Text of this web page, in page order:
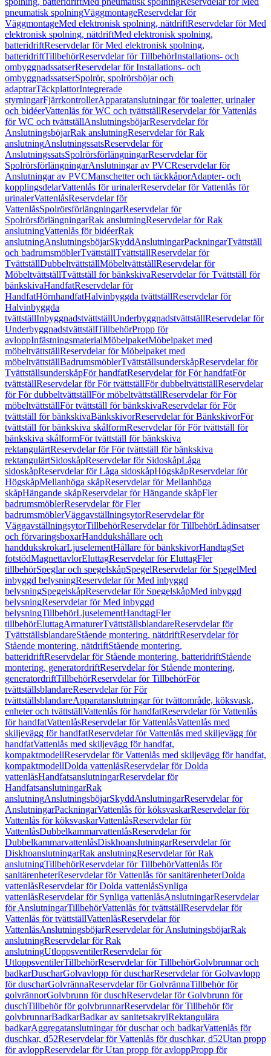
pneumatisk spolningVäggmontageReservdelar för
VäggmontageMed elektronisk spolning, nätdriftReservdelar för Med
elektronisk spolning, nätdriftMed elektronisk spolning,
batteridriftReservdelar för Med elektronisk spolning,
batteridriftTillbehörReservdelar för TillbehörInstallations- och
ombyggnadssatserReservdelar för Installations- och
ombyggnadssatserSpolrör, spolrörsböjar och
adaptrarTäckplattorIntegrerade
styrningarFjärrkontrollerApparatanslutningar för toaletter, urinaler
och bidéerVattenlås för WC och tvättställReservdelar för Vattenlås
för WC och tvättställAnslutningsböjarReservdelar för
AnslutningsböjarRak anslutningReservdelar för Rak
anslutningAnslutningssatsReservdelar för
AnslutningssatsSpolrörsförlängningarReservdelar för
SpolrörsförlängningarAnslutningar av PVCReservdelar för
Anslutningar av PVCManschetter och täckkåporAdapter- och
kopplingsdelarVattenlås för urinalerReservdelar för Vattenlås för
urinalerVattenlåsReservdelar för
VattenlåsSpolrörsförlängningarReservdelar för
SpolrörsförlängningarRak anslutningReservdelar för Rak
anslutningVattenlås för bidéerRak
anslutningAnslutningsböjarSkyddAnslutningarPackningarTvättställ
och badrumsmöblerTvättställTvättställReservdelar för
TvättställDubbeltvättställMöbeltvättställReservdelar för
MöbeltvättställTvättställ för bänkskivaReservdelar för Tvättställ för
bänkskivaHandfatReservdelar för
HandfatHörnhandfatHalvinbyggda tvättställReservdelar för
Halvinbyggda
tvättställInbyggnadstvättställUnderbyggnadstvättställReservdelar för
UnderbyggnadstvättställTillbehörPropp för
avloppInfästningsmaterialMöbelpaketMöbelpaket med
möbeltvättställReservdelar för Möbelpaket med
möbeltvättställBadrumsmöblerTvättställsunderskåpReservdelar för
TvättställsunderskåpFör handfatReservdelar för För handfatFör
tvättställReservdelar för För tvättställFör dubbeltvättställReservdelar
för För dubbeltvättställFör möbeltvättställReservdelar för För
möbeltvättställFör tvättställ för bänkskivaReservdelar för För
tvättställ för bänkskivaBänkskivorReservdelar för BänkskivorFör
tvättställ för bänkskiva skålformReservdelar för För tvättställ för
bänkskiva skålformFör tvättställ för bänkskiva
rektangulärtReservdelar för För tvättställ för bänkskiva
rektangulärtSidoskåpReservdelar för SidoskåpLåga
sidoskåpReservdelar för Låga sidoskåpHögskåpReservdelar för
HögskåpMellanhöga skåpReservdelar för Mellanhöga
skåpHängande skåpReservdelar för Hängande skåpFler
badrumsmöblerReservdelar för Fler
badrumsmöblerVäggavställningsytorReservdelar för
VäggavställningsytorTillbehörReservdelar för TillbehörLådinsatser
och förvaringsboxarHanddukshållare och
handdukskrokarLjuselementHållare för bänkskivorHandtagSet
fotstödMagnettavlorEluttagReservdelar för EluttagFler
tillbehörSpeglar och spegelskåpSpegelReservdelar för SpegelMed
inbyggd belysningReservdelar för Med inbyggd
belysningSpegelskåpReservdelar för SpegelskåpMed inbyggd
belysningReservdelar för Med inbyggd
belysningTillbehörLjuselementHandtagFler
tillbehörEluttagArmaturerTvättställsblandareReservdelar för
TvättställsblandareStående montering, nätdriftReservdelar för
Stående montering, nätdriftStående montering,
batteridriftReservdelar för Stående montering, batteridriftStående
montering, generatordriftReservdelar för Stående montering,
generatordriftTillbehörReservdelar för TillbehörFör
tvättställsblandareReservdelar för För
tvättställsblandareApparatanslutningar för tvättområde, köksvask,
enheter och tvättställVattenlås för handfatReservdelar för Vattenlås
för handfatVattenlåsReservdelar för VattenlåsVattenlås med
skiljevägg för handfatReservdelar för Vattenlås med skiljevägg för
handfatVattenlås med skiljevägg för handfat,
kompaktmodellReservdelar för Vattenlås med skiljevägg för handfat,
kompaktmodellDolda vattenlåsReservdelar för Dolda
vattenlåsHandfatsanslutningarReservdelar för
HandfatsanslutningarRak
anslutningAnslutningsböjarSkyddAnslutningarReservdelar för
AnslutningarPackningarVattenlås för köksvaskarReservdelar för
Vattenlås för köksvaskarVattenlåsReservdelar för
VattenlåsDubbelkammarvattenlåsReservdelar för
DubbelkammarvattenlåsDiskhoanslutningarReservdelar för
DiskhoanslutningarRak anslutningReservdelar för Rak
anslutningTillbehörReservdelar för TillbehörVattenlås för
sanitärenheterReservdelar för Vattenlås för sanitärenheterDolda
vattenlåsReservdelar för Dolda vattenlåsSynliga
vattenlåsReservdelar för Synliga vattenlåsAnslutningarReservdelar
för AnslutningarTillbehörVattenlås för tvättställReservdelar för
Vattenlås för tvättställVattenlåsReservdelar för
VattenlåsAnslutningsböjarReservdelar för AnslutningsböjarRak
anslutningReservdelar för Rak
anslutningUtloppsventilerReservdelar för
UtloppsventilerTillbehörReservdelar för TillbehörGolvbrunnar och
badkarDuscharGolvavlopp för duscharReservdelar för Golvavlopp
för duscharGolvrännaReservdelar för GolvrännaTillbehör för
golvrännorGolvbrunn för duschReservdelar för Golvbrunn för
duschTillbehör för golvbrunnarReservdelar för Tillbehör för
golvbrunnarBadkarBadkar av sanitetsakrylRektangulära
badkarAggregatanslutningar för duschar och badkarVattenlås för
duschkar, d52Reservdelar för Vattenlås för duschkar, d52Utan propp
för avloppReservdelar för Utan propp för avloppPropp för